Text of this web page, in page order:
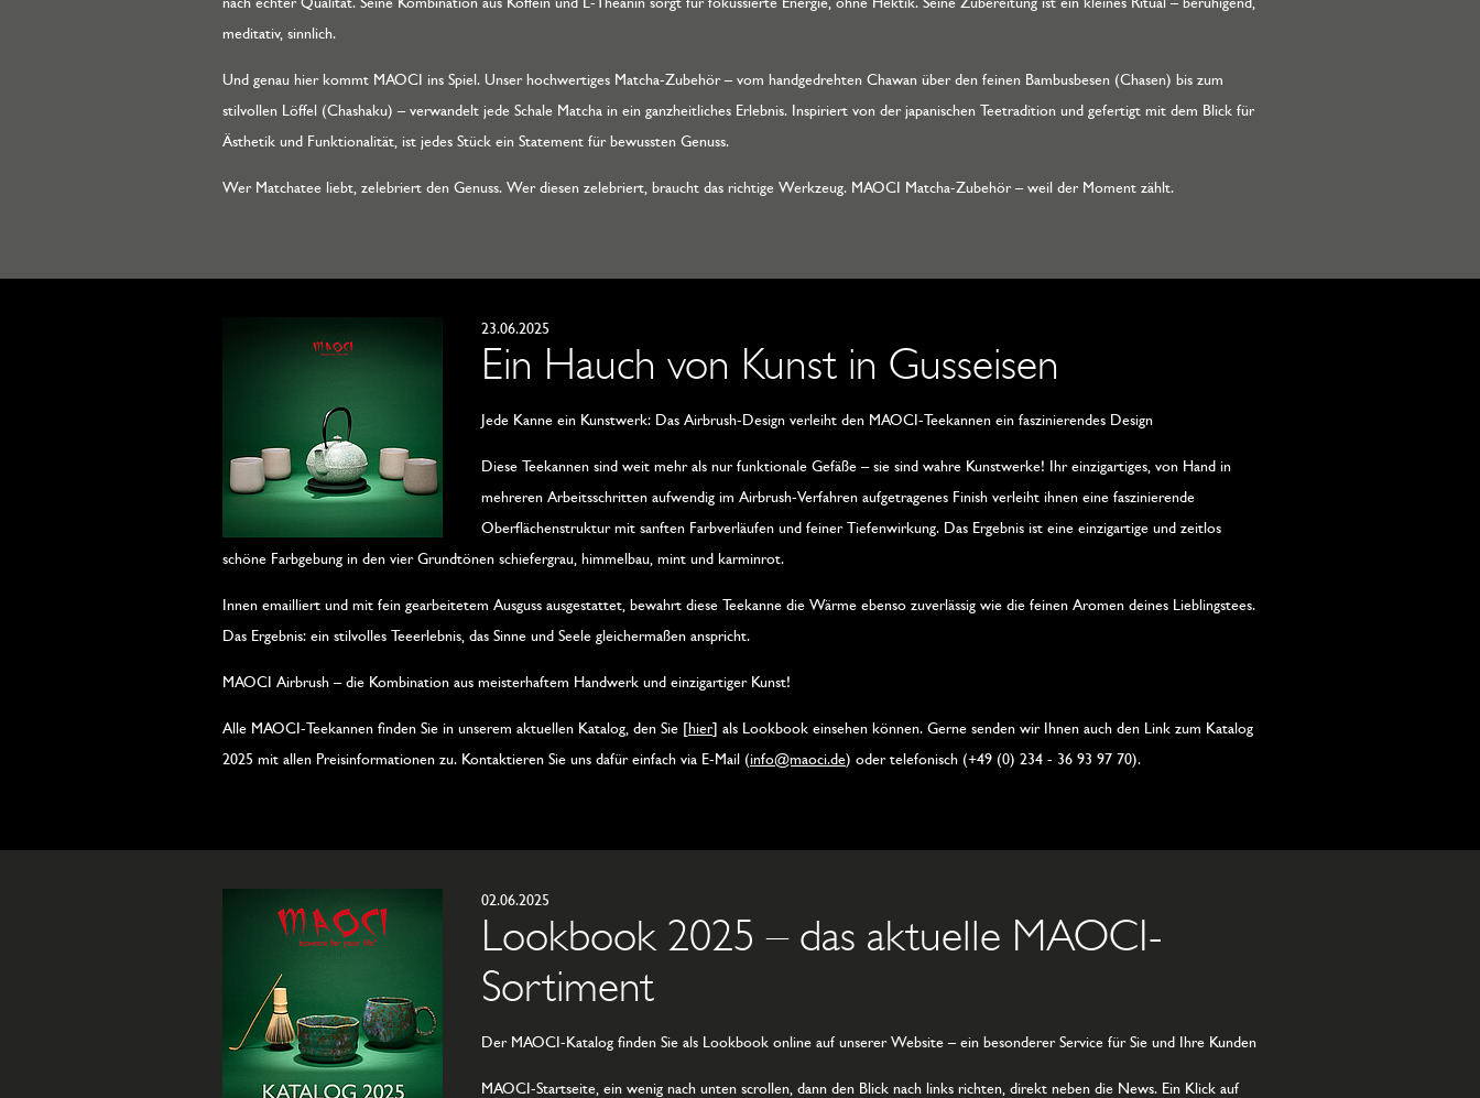
meditativ, sinnlich.
Und genau hier kommt MAOCI ins Spiel. Unser hochwertiges Matcha-Zubehör – vom handgedrehten Chawan über den feinen Bambusbesen (Chasen) bis zum
stilvollen Löffel (Chashaku) – verwandelt jede Schale Matcha in ein ganzheitliches Erlebnis. Inspiriert von der japanischen Teetradition und gefertigt mit dem Blick für
Ästhetik und Funktionalität, ist jedes Stück ein Statement für bewussten Genuss.
Wer Matchatee liebt, zelebriert den Genuss. Wer diesen zelebriert, braucht das richtige Werkzeug. MAOCI Matcha-Zubehör – weil der Moment zählt.
23.06.2025
Ein Hauch von Kunst in Gusseisen
Jede Kanne ein Kunstwerk: Das Airbrush-Design verleiht den MAOCI-Teekannen ein faszinierendes Design
Diese Teekannen sind weit mehr als nur funktionale Gefäße – sie sind wahre Kunstwerke! Ihr einzigartiges, von Hand in
mehreren Arbeitsschritten aufwendig im Airbrush-Verfahren aufgetragenes Finish verleiht ihnen eine faszinierende
Oberflächenstruktur mit sanften Farbverläufen und feiner Tiefenwirkung. Das Ergebnis ist eine einzigartige und zeitlos
schöne Farbgebung in den vier Grundtönen schiefergrau, himmelbau, mint und karminrot.
Innen emailliert und mit fein gearbeitetem Ausguss ausgestattet, bewahrt diese Teekanne die Wärme ebenso zuverlässig wie die feinen Aromen deines Lieblingstees.
Das Ergebnis: ein stilvolles Teeerlebnis, das Sinne und Seele gleichermaßen anspricht.
MAOCI Airbrush – die Kombination aus meisterhaftem Handwerk und einzigartiger Kunst!
Alle MAOCI-Teekannen finden Sie in unserem aktuellen Katalog, den Sie [hier] als Lookbook einsehen können. Gerne senden wir Ihnen auch den Link zum Katalog
2025 mit allen Preisinformationen zu. Kontaktieren Sie uns dafür einfach via E-Mail (info@maoci.de) oder telefonisch (+49 (0) 234 - 36 93 97 70).
02.06.2025
Lookbook 2025 – das aktuelle MAOCI-
Sortiment
Der MAOCI-Katalog finden Sie als Lookbook online auf unserer Website – ein besonderer Service für Sie und Ihre Kunden
MAOCI-Startseite, ein wenig nach unten scrollen, dann den Blick nach links richten, direkt neben die News. Ein Klick auf